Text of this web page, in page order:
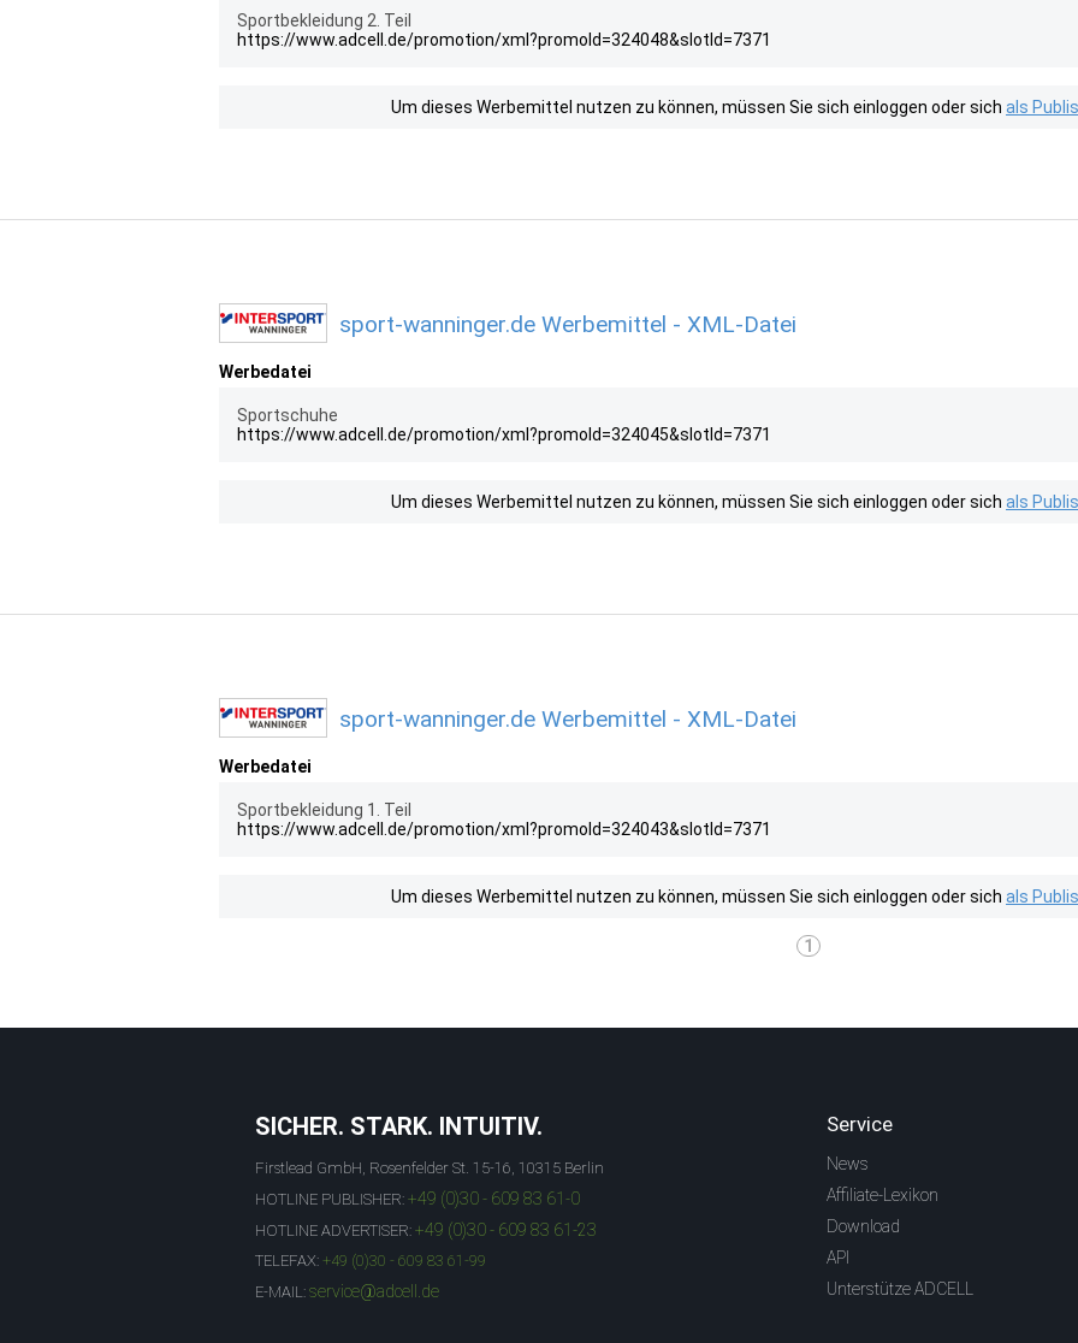
Sportbekleidung 2. Teil
https://www.adcell.de/promotion/xml?promoId=324048&slotId=7371
Um dieses Werbemittel nutzen zu können, müssen Sie sich einloggen oder sich als
sport-wanninger.de Werbemittel - XML-Datei
Werbedatei
Sportschuhe
https://www.adcell.de/promotion/xml?promoId=324045&slotId=7371
Um dieses Werbemittel nutzen zu können, müssen Sie sich einloggen oder sich als
sport-wanninger.de Werbemittel - XML-Datei
Werbedatei
Sportbekleidung 1. Teil
https://www.adcell.de/promotion/xml?promoId=324043&slotId=7371
Um dieses Werbemittel nutzen zu können, müssen Sie sich einloggen oder sich als
1
SICHER. STARK. INTUITIV.
Firstlead GmbH, Rosenfelder St. 15-16, 10315 Berlin
HOTLINE PUBLISHER: +49 (0)30 - 609 83 61-0
HOTLINE ADVERTISER: +49 (0)30 - 609 83 61-23
TELEFAX: +49 (0)30 - 609 83 61-99
E-MAIL: service@adcell.de
Service
News
Affiliate-Lexikon
Download
API
Unterstütze ADCELL